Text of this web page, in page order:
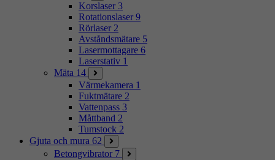
Korslaser 3
Rotationslaser 9
Rörlaser 2
Avståndsmätare 5
Lasermottagare 6
Laserstativ 1
Mäta 14
Värmekamera 1
Fuktmätare 2
Vattenpass 3
Måttband 2
Tumstock 2
Gjuta och mura 62
Betongvibrator 7